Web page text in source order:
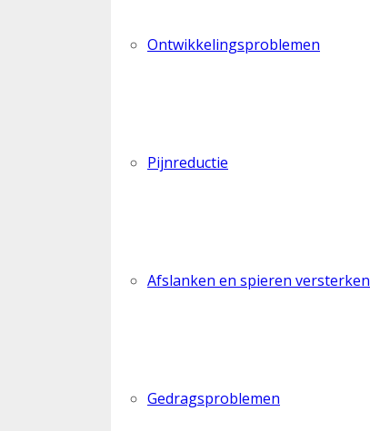
Ontwikkelingsproblemen
Pijnreductie
Afslanken en spieren versterken
Gedragsproblemen